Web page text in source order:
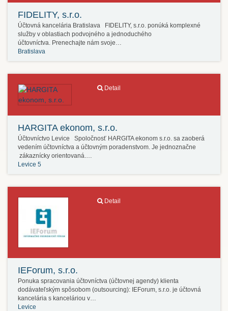
FIDELITY, s.r.o.
Účtovná kancelária Bratislava FIDELITY, s.r.o. ponúká komplexné
služby v oblastiach podvojného a jednoduchého
účtovníctva. Prenechajte nám svoje…
Bratislava
Detail
HARGITA ekonom, s.r.o.
Účtovníctvo Levice Spoločnosť HARGITA ekonom s.r.o. sa zaoberá
vedením účtovníctva a účtovným poradenstvom. Je jednoznačne
zákaznícky orientovaná.…
Levice 5
Detail
IEForum, s.r.o.
Ponuka spracovania účtovníctva (účtovnej agendy) klienta
dodávateľským spôsobom (outsourcing): IEForum, s.r.o. je účtovná
kancelária s kanceláriou v…
Levice